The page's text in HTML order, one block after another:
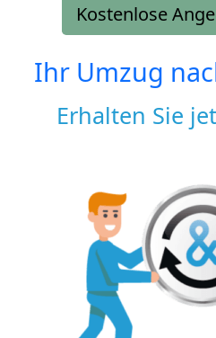
Kostenlose
Ihr Umzug
Erhalten Sie